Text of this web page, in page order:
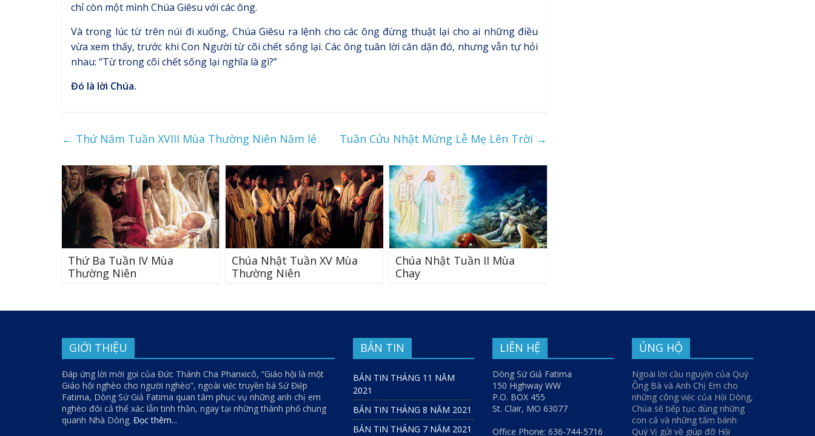
chỉ còn một mình Chúa Giêsu với các ông.
Và trong lúc từ trên núi đi xuống, Chúa Giêsu ra lệnh cho các ông đừng thuật lại cho ai những điều
vừa xem thấy, trước khi Con Người từ cõi chết sống lại. Các ông tuân lời căn dặn đó, nhưng vẫn tự hỏi
nhau: “Từ trong cõi chết sống lại nghĩa là gì?”
Đó là lời Chúa.
← Thứ Năm Tuần XVIII Mùa Thường Niên Năm lẻ Tuần Cửu Nhật Mừng Lễ Mẹ Lên Trời →
Thứ Ba Tuần IV Mùa
Thường Niên
Chúa Nhật Tuần XV Mùa
Thường Niên
Chúa Nhật Tuần II Mùa
Chay
GIỚI THIỆU
Đáp ứng lời mời gọi của Đức Thánh Cha Phanxicô, “Giáo hội là một
Giáo hội nghèo cho người nghèo”, ngoài việc truyền bá Sứ Điệp
Fatima, Dòng Sứ Giả Fatima quan tâm phục vụ những anh chị em
nghèo đói cả thể xác lẫn tinh thần, ngay tại những thành phố chung
quanh Nhà Dòng. Đọc thêm...
BẢN TIN
BẢN TIN THÁNG 11 NĂM
2021
BẢN TIN THÁNG 8 NĂM 2021
BẢN TIN THÁNG 7 NĂM 2021
LIÊN HỆ
Dòng Sứ Giả Fatima
150 Highway WW
P.O. BOX 455
St. Clair, MO 63077
Office Phone: 636-744-5716
ỦNG HỘ
Ngoài lời cầu nguyện của Quý
Ông Bà và Anh Chị Em cho
những công việc của Hội Dòng,
Chúa sẽ tiếp tục dùng những
con cá và những tấm bánh
Quý Vị gửi về giúp đỡ Hội